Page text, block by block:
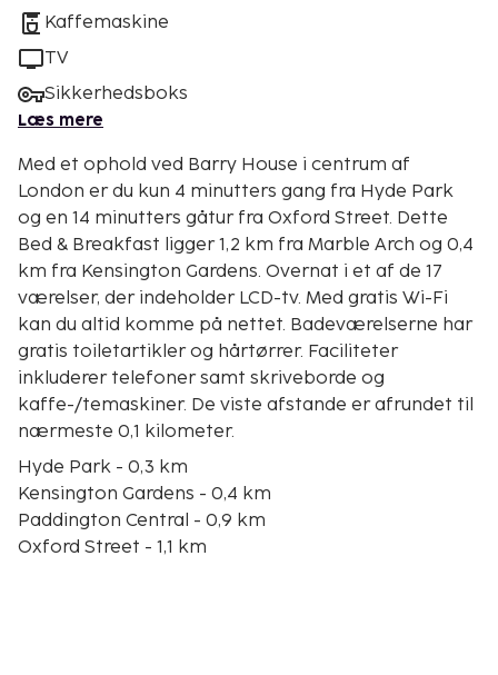
Kaffemaskine
TV
Sikkerhedsboks
Læs mere
Med et ophold ved Barry House i centrum af
London er du kun 4 minutters gang fra Hyde Park
og en 14 minutters gåtur fra Oxford Street. Dette
Bed & Breakfast ligger 1,2 km fra Marble Arch og 0,4
km fra Kensington Gardens. Overnat i et af de 17
værelser, der indeholder LCD-tv. Med gratis Wi-Fi
kan du altid komme på nettet. Badeværelserne har
gratis toiletartikler og hårtørrer. Faciliteter
inkluderer telefoner samt skriveborde og
kaffe-/temaskiner. De viste afstande er afrundet til
nærmeste 0,1 kilometer.
Hyde Park - 0,3 km
Kensington Gardens - 0,4 km
Paddington Central - 0,9 km
Oxford Street - 1,1 km